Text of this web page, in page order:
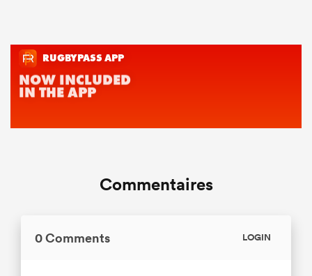
Commentaires
0 Comments LOGIN